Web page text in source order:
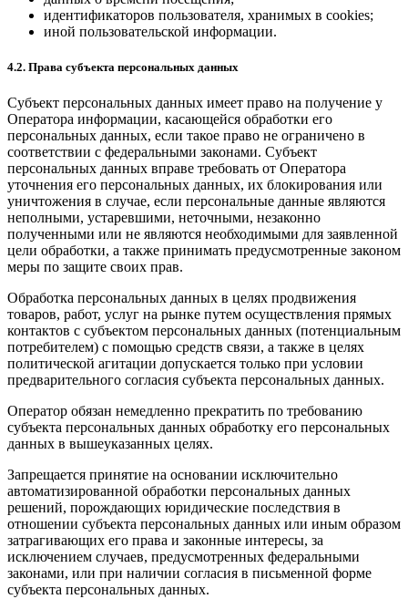
идентификаторов пользователя, хранимых в cookies;
иной пользовательской информации.
4.2. Права субъекта персональных данных
Субъект персональных данных имеет право на получение у
Оператора информации, касающейся обработки его
персональных данных, если такое право не ограничено в
соответствии с федеральными законами. Субъект
персональных данных вправе требовать от Оператора
уточнения его персональных данных, их блокирования или
уничтожения в случае, если персональные данные являются
неполными, устаревшими, неточными, незаконно
полученными или не являются необходимыми для заявленной
цели обработки, а также принимать предусмотренные законом
меры по защите своих прав.
Обработка персональных данных в целях продвижения
товаров, работ, услуг на рынке путем осуществления прямых
контактов с субъектом персональных данных (потенциальным
потребителем) с помощью средств связи, а также в целях
политической агитации допускается только при условии
предварительного согласия субъекта персональных данных.
Оператор обязан немедленно прекратить по требованию
субъекта персональных данных обработку его персональных
данных в вышеуказанных целях.
Запрещается принятие на основании исключительно
автоматизированной обработки персональных данных
решений, порождающих юридические последствия в
отношении субъекта персональных данных или иным образом
затрагивающих его права и законные интересы, за
исключением случаев, предусмотренных федеральными
законами, или при наличии согласия в письменной форме
субъекта персональных данных.